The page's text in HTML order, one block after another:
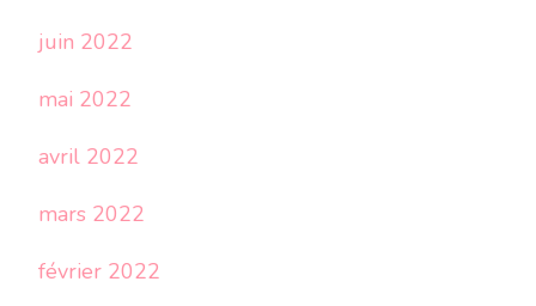
juin 2022
mai 2022
avril 2022
mars 2022
février 2022